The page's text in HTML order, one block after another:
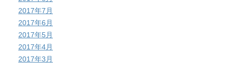
2017年7月
2017年6月
2017年5月
2017年4月
2017年3月